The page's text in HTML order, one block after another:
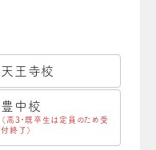
天王寺校
豊中校
（高3・既卒生は定員のため受
付終了）